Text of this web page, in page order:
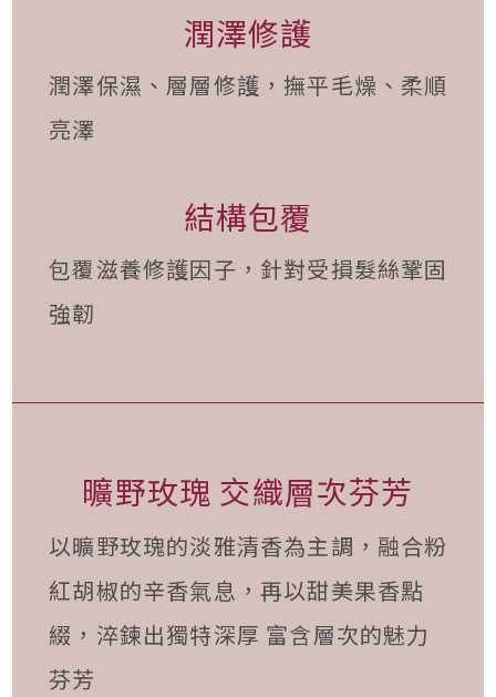
潤澤修護
潤澤保濕、層層修護，撫平毛燥、柔順
亮澤
結構包覆
包覆滋養修護因子，針對受損髮絲鞏固
強韌
曠野玫瑰 交織層次芬芳
以曠野玫瑰的淡雅清香為主調，融合粉
紅胡椒的辛香氣息，再以甜美果香點
綴，淬鍊出獨特深厚 富含層次的魅力
芬芳